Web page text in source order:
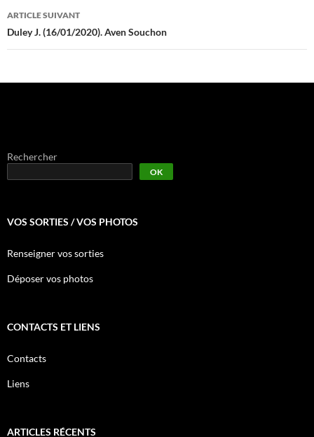
ARTICLE SUIVANT
Duley J. (16/01/2020). Aven Souchon
Rechercher
OK
VOS SORTIES / VOS PHOTOS
Renseigner vos sorties
Déposer vos photos
CONTACTS ET LIENS
Contacts
Liens
ARTICLES RÉCENTS